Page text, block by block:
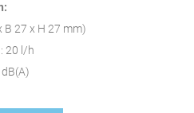
B 27 x H 27 mm)
20 l/h